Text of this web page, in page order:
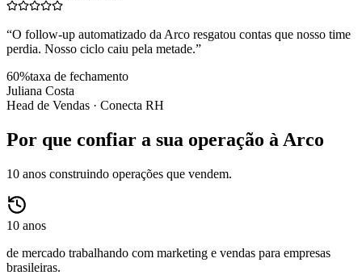
“O follow-up automatizado da Arco resgatou contas que nosso time
perdia. Nosso ciclo caiu pela metade.”
60%taxa de fechamento
Juliana Costa
Head de Vendas · Conecta RH
Por que confiar a sua operação à Arco
10 anos construindo operações que vendem.
10 anos
de mercado trabalhando com marketing e vendas para empresas
brasileiras.